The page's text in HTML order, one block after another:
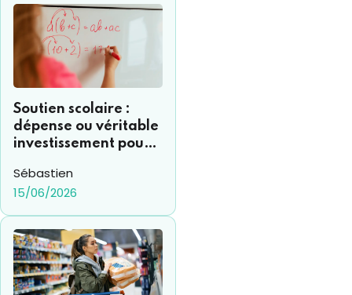
Soutien scolaire :
dépense ou véritable
investissement pour
Sébastien
15/06/2026